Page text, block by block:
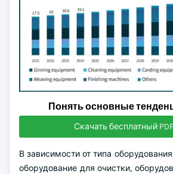
Понять основные
Скачать бесплатный
В зависимости от типа
оборудование для очистки,